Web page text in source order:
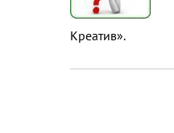
Креатив».